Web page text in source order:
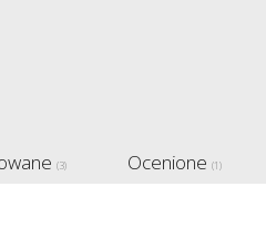
(3) Ocenione (1)